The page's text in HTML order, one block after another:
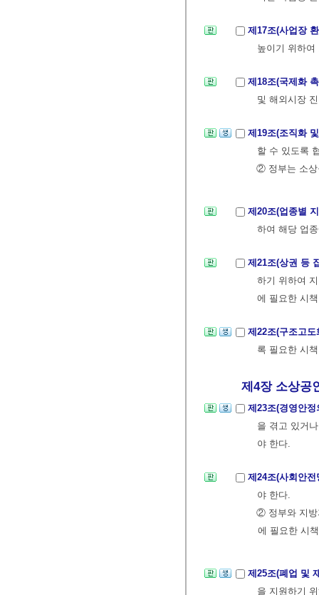
제17조(사업장
높이기 위하
제18조(국제화
및 해외시장
제19조(조직화
할 수 있도록
② 정부는 소상
제20조(업종별
하여 해당 업
제21조(상권 등
하기 위하여
에 필요한 시
제22조(구조고
록 필요한 시
제4장 소상공인
제23조(경영안
을 겪고 있거
야 한다.
제24조(사회안
야 한다.
② 정부와 지방
에 필요한 시
제25조(폐업 및
을 지원하기